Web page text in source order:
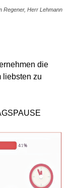
Regener, Herr Lehmann
die
liebsten zu